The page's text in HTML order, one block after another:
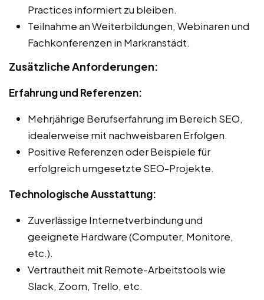
Practices informiert zu bleiben.
Teilnahme an Weiterbildungen, Webinaren und
Fachkonferenzen in Markranstädt.
Zusätzliche Anforderungen:
Erfahrung und Referenzen:
Mehrjährige Berufserfahrung im Bereich SEO,
idealerweise mit nachweisbaren Erfolgen.
Positive Referenzen oder Beispiele für
erfolgreich umgesetzte SEO-Projekte.
Technologische Ausstattung:
Zuverlässige Internetverbindung und
geeignete Hardware (Computer, Monitore,
etc.).
Vertrautheit mit Remote-Arbeitstools wie
Slack, Zoom, Trello, etc.